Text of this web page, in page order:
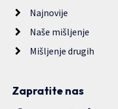
Najnovije
Naše mišljenje
Mišljenje drugih
Zapratite nas